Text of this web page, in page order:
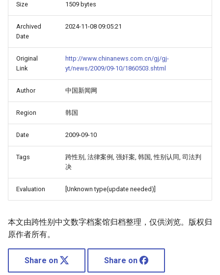
Size 1509 bytes
Archived
Date
2024-11-08 09:05:21
Original
Link
http://www.chinanews.com.cn/gj/gj-
yt/news/2009/09-10/1860503.shtml
Author 中国新闻网
Region 韩国
Date 2009-09-10
Tags
跨性别, 法律案例, 强奸案, 韩国, 性别认同, 司法判
决
Evaluation [Unknown type(update needed)]
本文由跨性别中文数字档案馆归档整理，仅供浏览。版权归
原作者所有。
Share on Share on